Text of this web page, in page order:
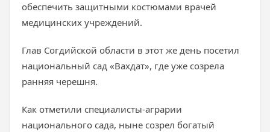
обеспечить защитными костюмами врачей
медицинских учреждений.
Глав Согдийской области в этот же день посетил
национальный сад «Вахдат», где уже созрела
ранняя черешня.
Как отметили специалисты-аграрии
национального сада, ныне созрел богатый